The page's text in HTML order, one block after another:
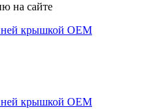
на сайте
крышкой ОЕМ
крышкой ОЕМ